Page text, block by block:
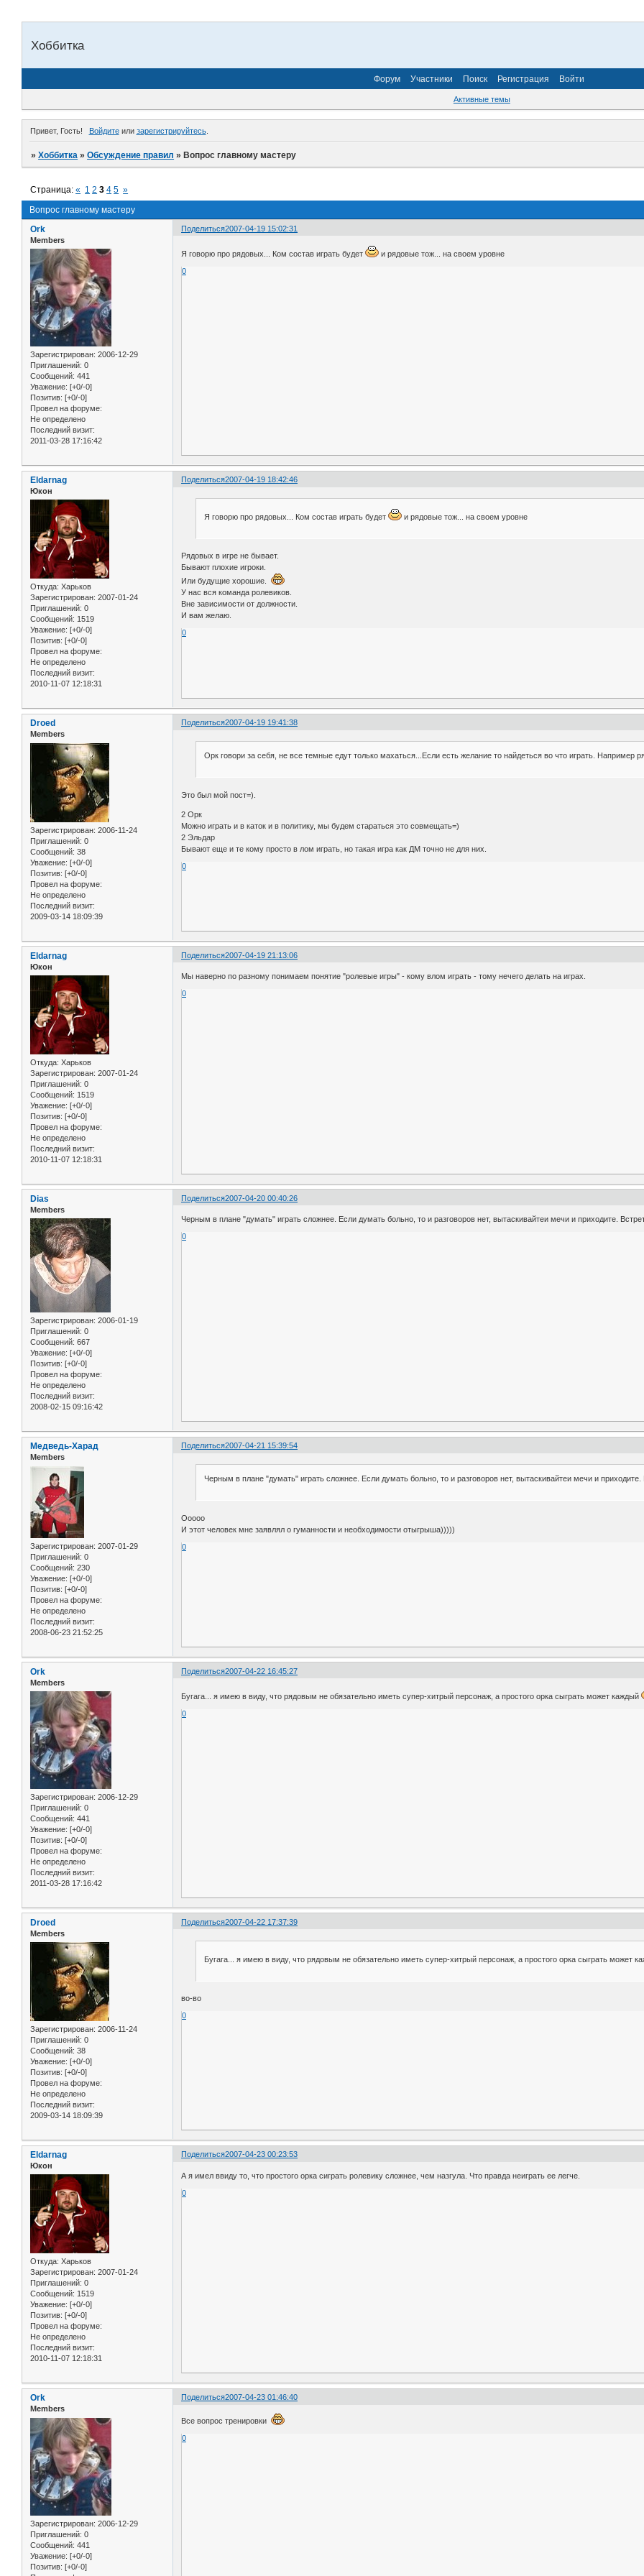
Хоббитка
Форум Участники Поиск Регистрация Войти
Активные темы
Привет, Гость! Войдитеили зарегистрируйтесь.
»Хоббитка »Обсуждение правил »Вопрос главному мастеру
Вопрос главному мастеру
Страница:« 1 2 3 4 5 »
Поделиться2007-04-19 15:02:31
Ork
Members
Зарегистрирован: 2006-12-29
Приглашений: 0
Сообщений: 441
Уважение: [+0/-0]
Позитив: [+0/-0]
Провел на форуме:
Не определено
Последний визит:
2011-03-28 17:16:42
Я говорю про рядовых... Ком состав играть будет
и рядовые тож... на своем уровне
0
Поделиться2007-04-19 18:42:46
Eldarnag
Юкон
Откуда: Харьков
Зарегистрирован: 2007-01-24
Приглашений: 0
Сообщений: 1519
Уважение: [+0/-0]
Позитив: [+0/-0]
Провел на форуме:
Не определено
Последний визит:
2010-11-07 12:18:31
Я говорю про рядовых... Ком состав играть будет и рядовые тож... на своем уровне
Рядовых в игре не бывает.
Бывают плохие игроки.
Или будущие хорошие.
У нас вся команда ролевиков.
Вне зависимости от должности.
И вам желаю.
0
Поделиться2007-04-19 19:41:38
Droed
Members
Зарегистрирован: 2006-11-24
Приглашений: 0
Сообщений: 38
Уважение: [+0/-0]
Позитив: [+0/-0]
Провел на форуме:
Не определено
Последний визит:
2009-03-14 18:09:39
Орк говори за себя, не все темные едут только махаться...Если есть желание то найдеться во что играть. Например
Это был мой пост=).
2 Орк
Можно играть и в каток и в политику, мы будем стараться это совмещать=)
2 Эльдар
Бывают еще и те кому просто в лом играть, но такая игра как ДМ точно не для них.
0
Поделиться2007-04-19 21:13:06
Eldarnag
Юкон
Откуда: Харьков
Зарегистрирован: 2007-01-24
Приглашений: 0
Сообщений: 1519
Уважение: [+0/-0]
Позитив: [+0/-0]
Провел на форуме:
Не определено
Последний визит:
2010-11-07 12:18:31
Мы наверно по разному понимаем понятие "ролевые игры" - кому влом играть - тому нечего делать на играх.
0
Поделиться2007-04-20 00:40:26
Dias
Members
Зарегистрирован: 2006-01-19
Приглашений: 0
Сообщений: 667
Уважение: [+0/-0]
Позитив: [+0/-0]
Провел на форуме:
Не определено
Последний визит:
2008-02-15 09:16:42
Черным в плане "думать" играть сложнее. Если думать больно, то и разговоров нет, вытаскивайтеи мечи и приходите.
0
Поделиться2007-04-21 15:39:54
Медведь-Харад
Members
Зарегистрирован: 2007-01-29
Приглашений: 0
Сообщений: 230
Уважение: [+0/-0]
Позитив: [+0/-0]
Провел на форуме:
Не определено
Последний визит:
2008-06-23 21:52:25
Черным в плане "думать" играть сложнее. Если думать больно, то и разговоров нет, вытаскивайтеи мечи и
Ооооо
И этот человек мне заявлял о гуманности и необходимости отыгрыша)))))
0
Поделиться2007-04-22 16:45:27
Ork
Members
Зарегистрирован: 2006-12-29
Приглашений: 0
Сообщений: 441
Уважение: [+0/-0]
Позитив: [+0/-0]
Провел на форуме:
Не определено
Последний визит:
2011-03-28 17:16:42
Бугага... я имею в виду, что рядовым не обязательно иметь супер-хитрый персонаж, а простого орка сыграть может каждый
0
Поделиться2007-04-22 17:37:39
Droed
Members
Зарегистрирован: 2006-11-24
Приглашений: 0
Сообщений: 38
Уважение: [+0/-0]
Позитив: [+0/-0]
Провел на форуме:
Не определено
Последний визит:
2009-03-14 18:09:39
Бугага... я имею в виду, что рядовым не обязательно иметь супер-хитрый персонаж, а простого орка сыграть может
во-во
0
Поделиться2007-04-23 00:23:53
Eldarnag
Юкон
Откуда: Харьков
Зарегистрирован: 2007-01-24
Приглашений: 0
Сообщений: 1519
Уважение: [+0/-0]
Позитив: [+0/-0]
Провел на форуме:
Не определено
Последний визит:
2010-11-07 12:18:31
А я имел ввиду то, что простого орка сиграть ролевику сложнее, чем назгула. Что правда неиграть ее легче.
0
Поделиться2007-04-23 01:46:40
Ork
Members
Зарегистрирован: 2006-12-29
Приглашений: 0
Сообщений: 441
Уважение: [+0/-0]
Позитив: [+0/-0]
Все вопрос тренировки
0